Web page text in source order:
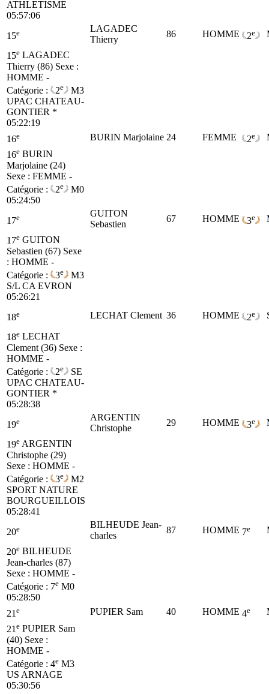
ATHLETISME
05:57:06
15e
LAGADEC
Thierry
86 HOMME 2e
15e LAGADEC
Thierry (86) Sexe :
HOMME -
Catégorie :
2e
M3
UPAC CHATEAU-
GONTIER *
05:22:19
16e BURIN Marjolaine 24 FEMME 2e
16e BURIN
Marjolaine (24)
Sexe : FEMME -
Catégorie :
2e
M0
05:24:50
17e
GUITON
Sebastien
67 HOMME 3e
17e GUITON
Sebastien (67) Sexe
: HOMME -
Catégorie :
3e
M3
S/L CA EVRON
05:26:21
18e LECHAT Clement 36 HOMME 2e
18e LECHAT
Clement (36) Sexe :
HOMME -
Catégorie :
2e
SE
UPAC CHATEAU-
GONTIER *
05:28:38
19e
ARGENTIN
Christophe
29 HOMME 3e
19e ARGENTIN
Christophe (29)
Sexe : HOMME -
Catégorie :
3e
M2
SPORT NATURE
BOURGUEILLOIS
05:28:41
20e
BILHEUDE Jean-
charles
87 HOMME 7e
20e BILHEUDE
Jean-charles (87)
Sexe : HOMME -
Catégorie : 7e M0
05:28:50
21 e PUPIER Sam 40 HOMME 4e
21 e PUPIER Sam
(40) Sexe :
HOMME -
Catégorie : 4e M3
US ARNAGE
05:30:56